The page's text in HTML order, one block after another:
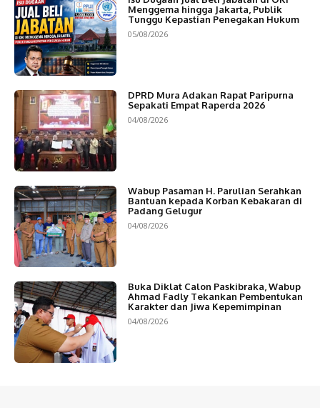
Menggema hingga Jakarta, Publik
Tunggu Kepastian Penegakan Hukum
05/08/2026
DPRD Mura Adakan Rapat Paripurna
Sepakati Empat Raperda 2026
04/08/2026
Wabup Pasaman H. Parulian Serahkan
Bantuan kepada Korban Kebakaran di
Padang Gelugur
04/08/2026
Buka Diklat Calon Paskibraka, Wabup
Ahmad Fadly Tekankan Pembentukan
Karakter dan Jiwa Kepemimpinan
04/08/2026